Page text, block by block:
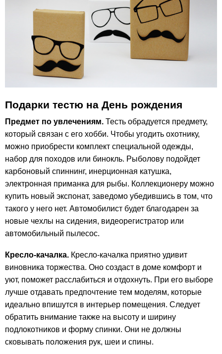
Подарки тестю на День рождения
Предмет по увлечениям. Тесть обрадуется предмету,
который связан с его хобби. Чтобы угодить охотнику,
можно приобрести комплект специальной одежды,
набор для походов или бинокль. Рыболову подойдет
карбоновый спиннинг, инерционная катушка,
электронная приманка для рыбы. Коллекционеру можно
купить новый экспонат, заведомо убедившись в том, что
такого у него нет. Автомобилист будет благодарен за
новые чехлы на сидения, видеорегистратор или
автомобильный пылесос.
Кресло-качалка. Кресло-качалка приятно удивит
виновника торжества. Оно создаст в доме комфорт и
уют, поможет расслабиться и отдохнуть. При его выборе
лучше отдавать предпочтение тем моделям, которые
идеально впишутся в интерьер помещения. Следует
обратить внимание также на высоту и ширину
подлокотников и форму спинки. Они не должны
сковывать положения рук, шеи и спины.